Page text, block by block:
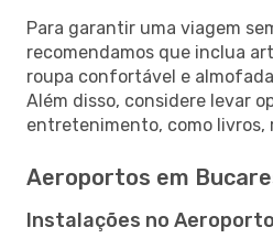
Para garantir uma viagem
recomendamos que inclua
roupa confortável e
Além disso, considere levar
entretenimento, como livros,
Aeroportos em
Instalações no